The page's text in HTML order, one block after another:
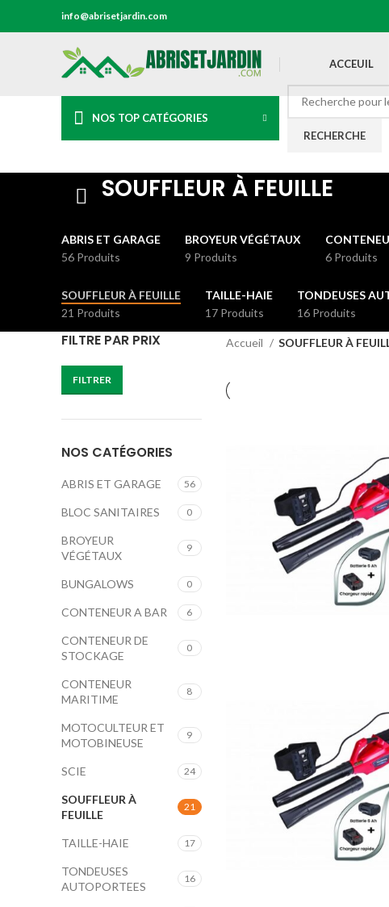
info@abrisetjardin.com
ACCEUIL
NOS TOP CATÉGORIES
RECHERCHE
SOUFFLEUR À FEUILLE
ABRIS ET GARAGE
56 Produits
BROYEUR VÉGÉTAUX
9 Produits
6 Produits
SOUFFLEUR À FEUILLE
21 Produits
TAILLE-HAIE
17 Produits
TONDEUSES
16 Produits
FILTRE PAR PRIX
FILTRER
NOS CATÉGORIES
ABRIS ET GARAGE 56
BLOC SANITAIRES 0
BROYEUR
VÉGÉTAUX
9
BUNGALOWS 0
CONTENEUR A BAR 6
CONTENEUR DE
STOCKAGE
0
CONTENEUR
MARITIME
8
MOTOCULTEUR ET
MOTOBINEUSE
9
SCIE 24
SOUFFLEUR À
FEUILLE
21
TAILLE-HAIE 17
TONDEUSES
AUTOPORTEES
16
Accueil SOUFFLEUR À